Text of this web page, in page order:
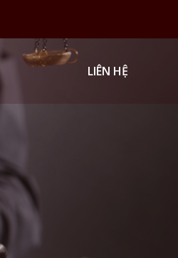
LIÊN HỆ